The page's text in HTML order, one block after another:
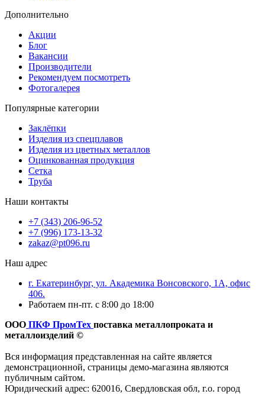
Дополнительно
Акции
Блог
Вакансии
Производители
Рекомендуем посмотреть
Фотогалерея
Популярные категории
Заклёпки
Изделия из спецплавов
Изделия из цветных металлов
Оцинкованная продукция
Сетка
Труба
Наши контакты
+7 (343) 206-96-52
+7 (996) 173-13-32
zakaz@pt096.ru
Наш адрес
г. Екатеринбург, ул. Академика Вонсовского, 1А, офис
406.
Работаем пн-пт. с 8:00 до 18:00
ООО ПКФ ПромТех поставка металлопроката и
металлоизделий ©
Вся информация представленная на сайте является
демонстрационной, страницы демо-магазина являются
публичным сайтом.
Юридический адрес: 620016, Свердловская обл, г.о. город